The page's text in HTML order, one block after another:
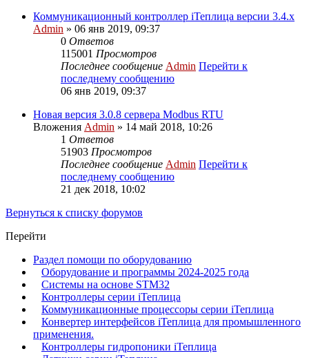
Коммуникационный контроллер iТеплица версии 3.4.х
Admin » 06 янв 2019, 09:37
0 Ответов
115001 Просмотров
Последнее сообщение Admin Перейти к
последнему сообщению
06 янв 2019, 09:37
Новая версия 3.0.8 сервера Modbus RTU
Вложения Admin » 14 май 2018, 10:26
1 Ответов
51903 Просмотров
Последнее сообщение Admin Перейти к
последнему сообщению
21 дек 2018, 10:02
Вернуться к списку форумов
Перейти
Раздел помощи по оборудованию
Оборудование и программы 2024-2025 года
Системы на основе STM32
Контроллеры серии iТеплица
Коммуникационные процессоры серии iТеплица
Конвертер интерфейсов iТеплица для промышленного
применения.
Контроллеры гидропоники iТеплица